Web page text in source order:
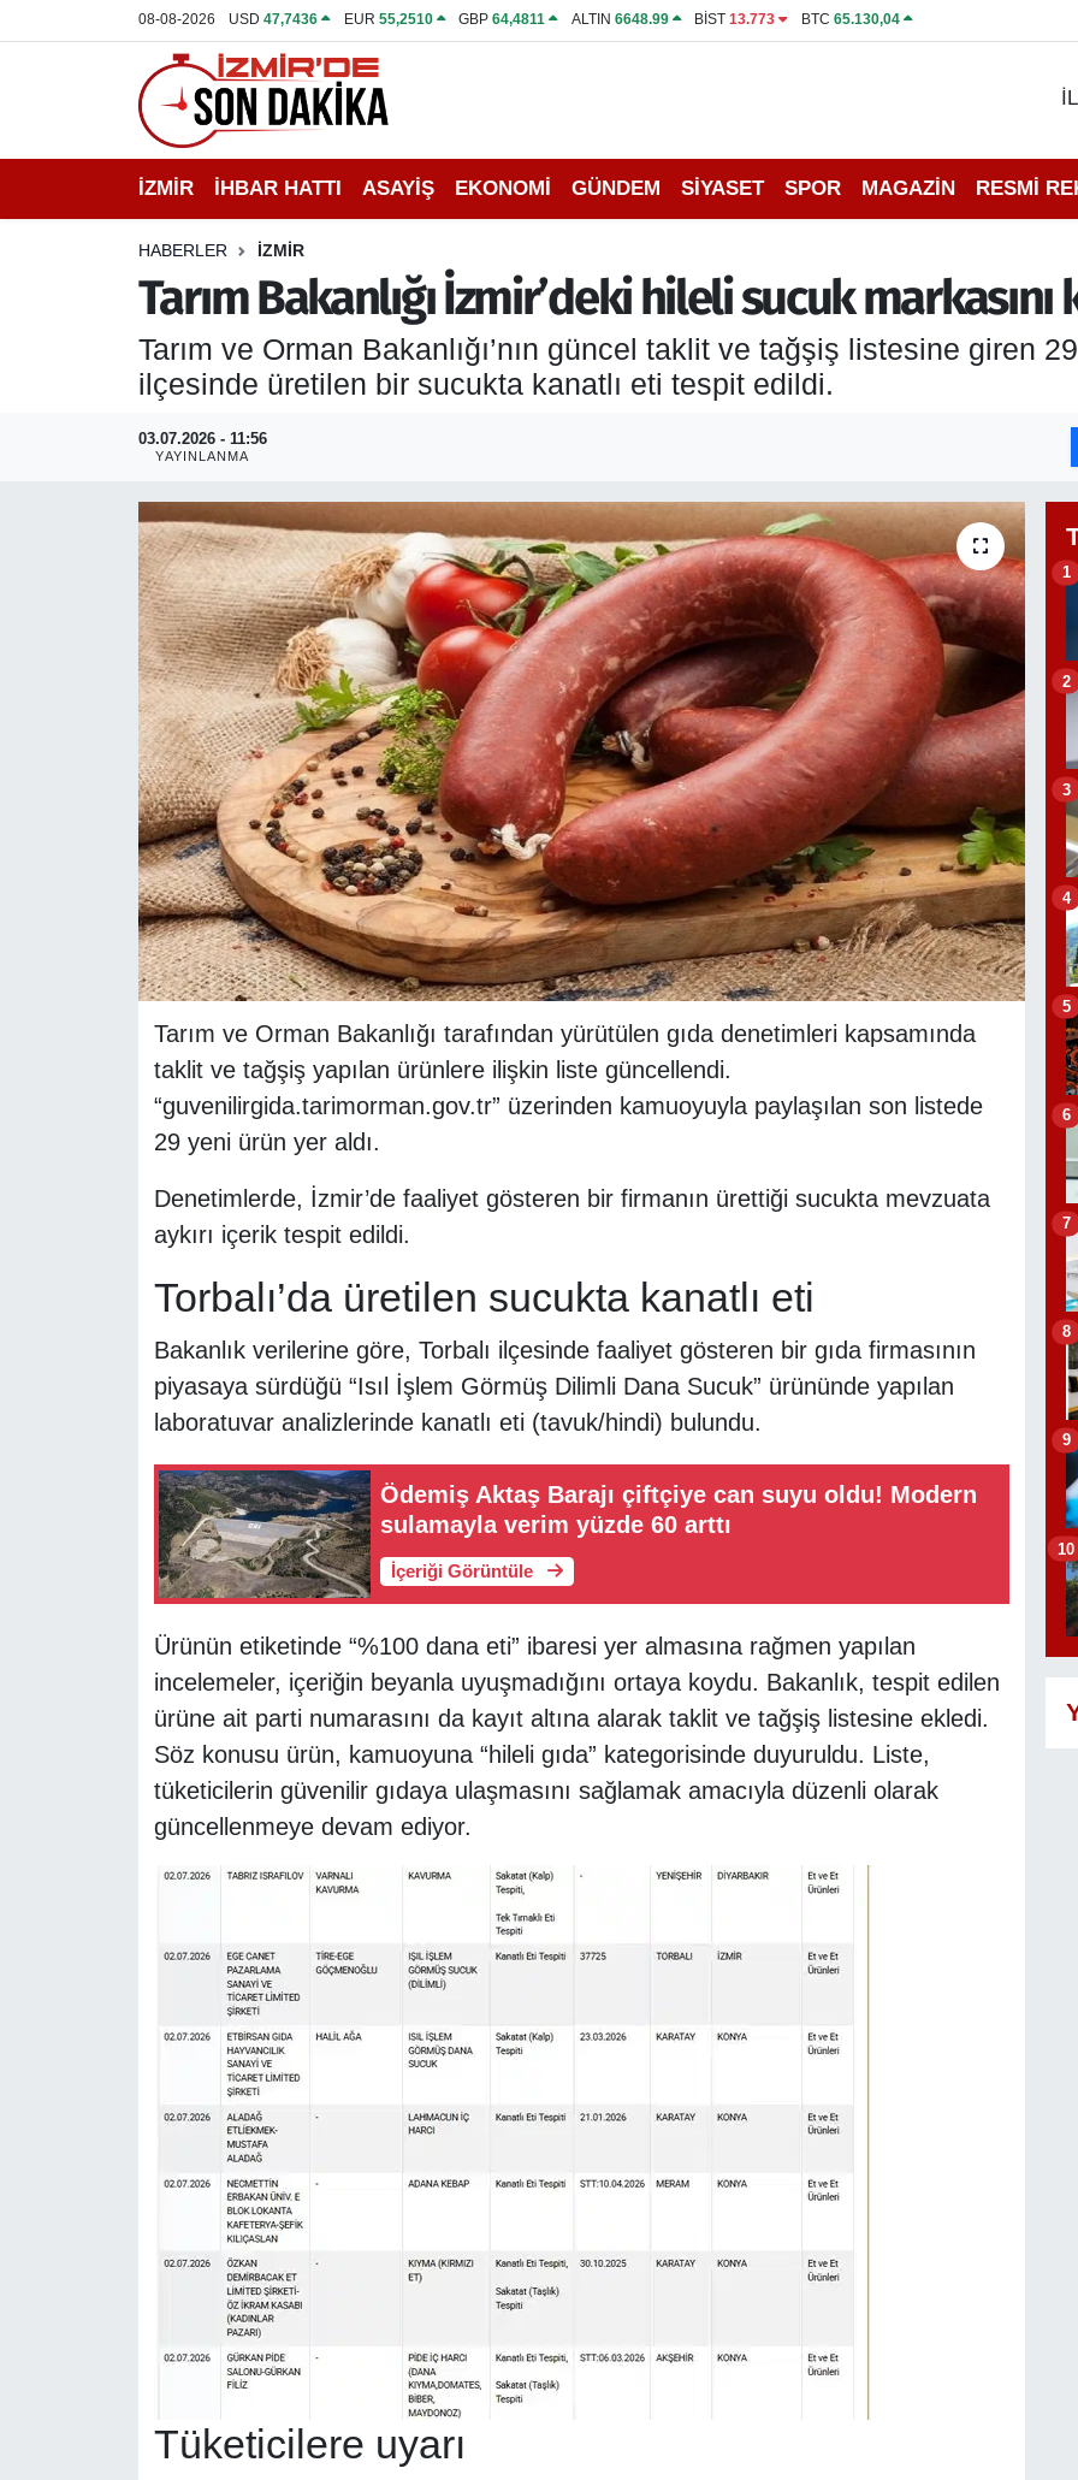
08-08-2026 USD47,7436 EUR 55,2510 GBP64,4811 ALTIN 6648.99 BİST13.773 BTC 65.130,04
İZMİR İHBAR HATTI ASAYİŞ EKONOMİ GÜNDEM SİYASET SPOR MAGAZİN RESMİ
HABERLER İZMİR
Tarım Bakanlığı İzmir’deki hileli sucuk
Tarım ve Orman Bakanlığı’nın güncel taklit ve tağşiş listesine giren
ilçesinde üretilen bir sucukta kanatlı eti tespit edildi.
03.07.2026 - 11:56
YAYINLANMA
Tarım ve Orman Bakanlığı tarafından yürütülen gıda denetimleri kapsamında
taklit ve tağşiş yapılan ürünlere ilişkin liste güncellendi.
“guvenilirgida.tarimorman.gov.tr” üzerinden kamuoyuyla paylaşılan son listede
29 yeni ürün yer aldı.
Denetimlerde, İzmir’de faaliyet gösteren bir firmanın ürettiği sucukta mevzuata
aykırı içerik tespit edildi.
Torbalı’da üretilen sucukta kanatlı eti
Bakanlık verilerine göre, Torbalı ilçesinde faaliyet gösteren bir gıda firmasının
piyasaya sürdüğü “Isıl İşlem Görmüş Dilimli Dana Sucuk” ürününde yapılan
laboratuvar analizlerinde kanatlı eti (tavuk/hindi) bulundu.
Ödemiş Aktaş Barajı çiftçiye can suyu oldu! Modern
sulamayla verim yüzde 60 arttı
İçeriği Görüntüle
Ürünün etiketinde “%100 dana eti” ibaresi yer almasına rağmen yapılan
incelemeler, içeriğin beyanla uyuşmadığını ortaya koydu. Bakanlık, tespit edilen
ürüne ait parti numarasını da kayıt altına alarak taklit ve tağşiş listesine ekledi.
Söz konusu ürün, kamuoyuna “hileli gıda” kategorisinde duyuruldu. Liste,
tüketicilerin güvenilir gıdaya ulaşmasını sağlamak amacıyla düzenli olarak
güncellenmeye devam ediyor.
Tüketicilere uyarı
1
2
3
4
5
6
7
8
9
10
İHBAR HATTI
DEPREM
GENEL
EKONOMİ
SİYASET
ASAYİŞ
RESMİ REKLAM
İzmir Nöbetçi Eczaneler
İzmir Hava Durumu
İzmir Namaz Vakitleri
İzmir Trafik Yoğunluk Haritası
Puan Durumu ve Fikstür
Tüm Manşetler
Son Dakika Haberleri
Haber Arşivi